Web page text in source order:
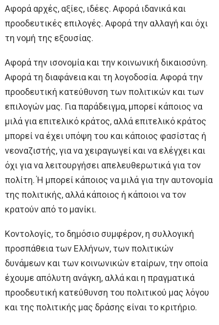
Αφορά αρχές, αξίες, ιδέες. Αφορά ιδανικά και
προοδευτικές επιλογές. Αφορά την αλλαγή και όχι
τη νομή της εξουσίας.
Αφορά την ισονομία και την κοινωνική δικαιοσύνη.
Αφορά τη διαφάνεια και τη λογοδοσία. Αφορά την
προοδευτική κατεύθυνση των πολιτικών και των
επιλογών μας. Για παράδειγμα, μπορεί κάποιος να
μιλά για επιτελικό κράτος, αλλά επιτελικό κράτος
μπορεί να έχει υπόψη του και κάποιος φασίστας ή
νεοναζιστής, για να χειραγωγεί και να ελέγχει και
όχι για να λειτουργήσει απελευθερωτικά για τον
πολίτη. Ή μπορεί κάποιος να μιλά για την αυτονομία
της πολιτικής, αλλά κάποιος ή κάποιοι να τον
κρατούν από το μανίκι.
Κοντολογίς, το δημόσιο συμφέρον, η συλλογική
προσπάθεια των Ελλήνων, των πολιτικών
δυνάμεων και των κοινωνικών εταίρων, την οποία
έχουμε απόλυτη ανάγκη, αλλά και η πραγματικά
προοδευτική κατεύθυνση του πολιτικού μας λόγου
και της πολιτικής μας δράσης είναι το κριτήριο.